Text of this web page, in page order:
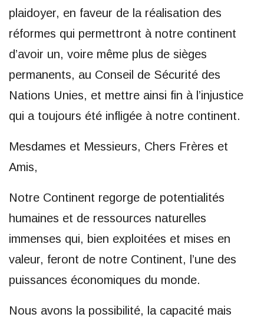
plaidoyer, en faveur de la réalisation des
réformes qui permettront à notre continent
d’avoir un, voire même plus de sièges
permanents, au Conseil de Sécurité des
Nations Unies, et mettre ainsi fin à l’injustice
qui a toujours été infligée à notre continent.
Mesdames et Messieurs, Chers Frères et
Amis,
Notre Continent regorge de potentialités
humaines et de ressources naturelles
immenses qui, bien exploitées et mises en
valeur, feront de notre Continent, l’une des
puissances économiques du monde.
Nous avons la possibilité, la capacité mais